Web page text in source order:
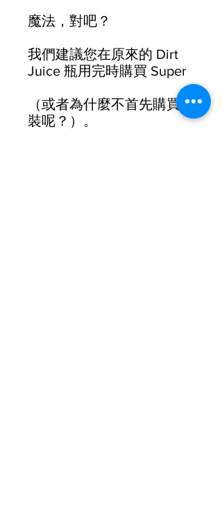
魔法，對吧？
我們建議您在原來的 Dirt
Juice 瓶用完時購買 Super
（或者為什麼不首先購買雙
裝呢？）。